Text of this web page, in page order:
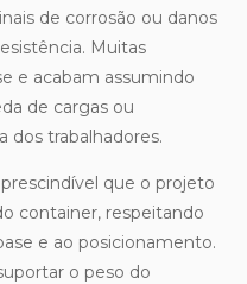
de corrosão ou danos
Muitas
e acabam assumindo
de cargas ou
trabalhadores.
que o projeto
container, respeitando
e ao posicionamento.
o peso do